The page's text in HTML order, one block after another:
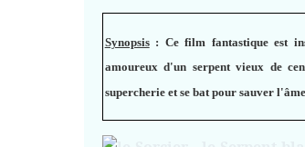
Synopsis: Ce film fantastique est
amoureux d'un serpent vieux de
supercherie et se bat pour sauver